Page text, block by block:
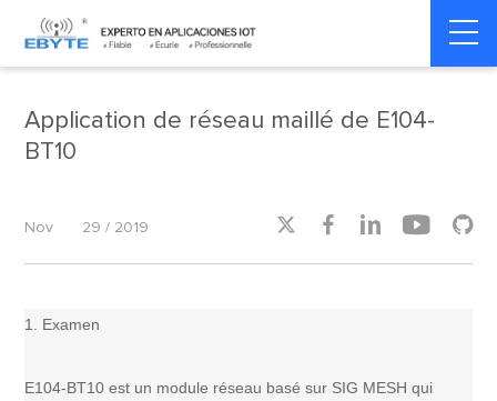
Home > Product dynamics > Product dynamics
Application de réseau maillé de E104-
BT10
Nov 29 / 2019     
1. Examen
E104-BT10 est un module réseau basé sur SIG MESH qui